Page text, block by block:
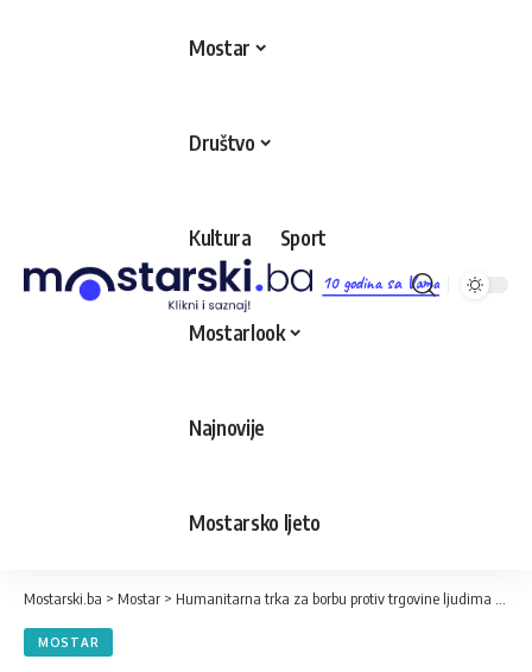
10 godina sa Vama
Mostar
Društvo
Kultura Sport
Mostarlook
Najnovije
Mostarsko ljeto
Mostarski.ba > Mostar > Humanitarna trka za borbu protiv trgovine ljudima u subotu u Mostaru
MOSTAR